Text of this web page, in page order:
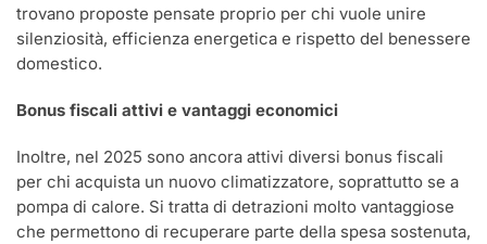
trovano proposte pensate proprio per chi vuole unire
silenziosità, efficienza energetica e rispetto del benessere
domestico.
Bonus fiscali attivi e vantaggi economici
Inoltre, nel 2025 sono ancora attivi diversi bonus fiscali
per chi acquista un nuovo climatizzatore, soprattutto se a
pompa di calore. Si tratta di detrazioni molto vantaggiose
che permettono di recuperare parte della spesa sostenuta,